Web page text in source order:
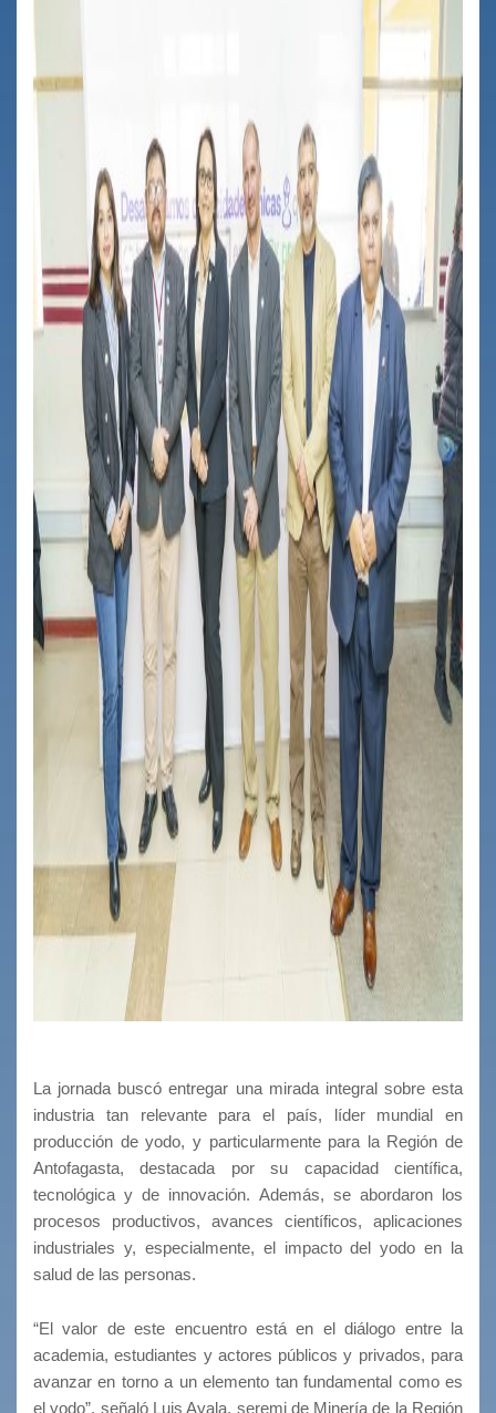
La jornada buscó entregar una mirada integral sobre esta
industria tan relevante para el país, líder mundial en
producción de yodo, y particularmente para la Región de
Antofagasta, destacada por su capacidad científica,
tecnológica y de innovación. Además, se abordaron los
procesos productivos, avances científicos, aplicaciones
industriales y, especialmente, el impacto del yodo en la
salud de las personas.
“El valor de este encuentro está en el diálogo entre la
academia, estudiantes y actores públicos y privados, para
avanzar en torno a un elemento tan fundamental como es
el yodo”, señaló Luis Ayala, seremi de Minería de la Región